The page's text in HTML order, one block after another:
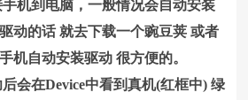
机到电脑，一般情况会自动安装
动的话 就去下载一个豌豆荚 或者
机自动安装驱动 很方便的。
会在Device中看到真机(红框中) 绿